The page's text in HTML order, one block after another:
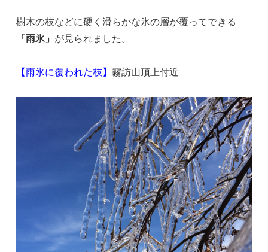
樹木の枝などに硬く滑らかな氷の層が覆ってできる
「雨氷」 が見られました。
【雨氷に覆われた枝】 霧訪山頂上付近